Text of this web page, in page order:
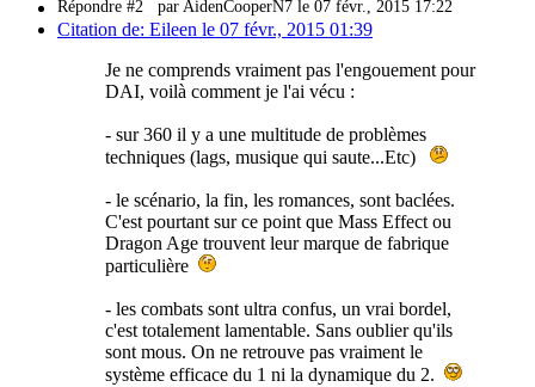
Répondre #2 par AidenCooperN7 le 07 févr., 2015 17:22
Citation de: Eileen le 07 févr., 2015 01:39
Je ne comprends vraiment pas l'engouement pour
DAI, voilà comment je l'ai vécu :
- sur 360 il y a une multitude de problèmes
techniques (lags, musique qui saute...Etc)
- le scénario, la fin, les romances, sont baclées.
C'est pourtant sur ce point que Mass Effect ou
Dragon Age trouvent leur marque de fabrique
particulière
- les combats sont ultra confus, un vrai bordel,
c'est totalement lamentable. Sans oublier qu'ils
sont mous. On ne retrouve pas vraiment le
système efficace du 1 ni la dynamique du 2.